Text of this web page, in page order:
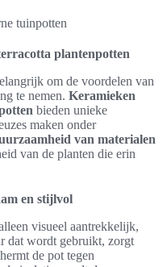
plantenpotten
om de voordelen van
te nemen. Keramieken
bieden unieke
maken onder
van materialen
van de planten die erin
en stijlvol
visueel aantrekkelijk,
dat wordt gebruikt, zorgt
de pot tegen